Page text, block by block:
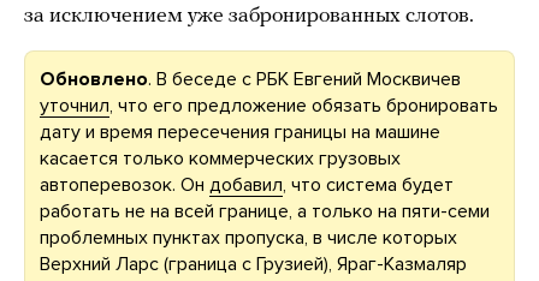
за исключением уже забронированных слотов.
Обновлено. В беседе с РБК Евгений Москвичев
уточнил, что его предложение обязать бронировать
дату и время пересечения границы на машине
касается только коммерческих грузовых
автоперевозок. Он добавил, что система будет
работать не на всей границе, а только на пяти-семи
проблемных пунктах пропуска, в числе которых
Верхний Ларс (граница с Грузией), Яраг-Казмаляр